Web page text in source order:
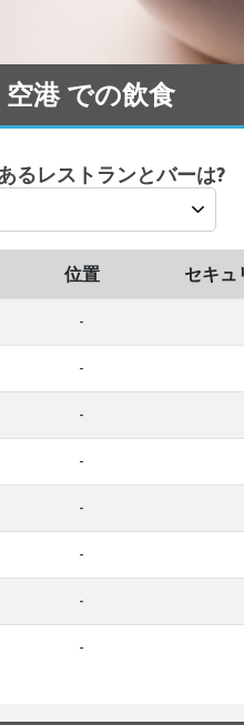
港 での飲食
るレストランとバーは?
位置 セキュ
-
-
-
-
-
-
-
-